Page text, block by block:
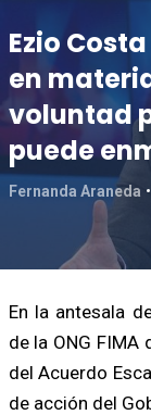
Ezio
en
voluntad
puede
Fernanda Araneda
En la antesala
de la ONG
del Acuerdo
de acción del